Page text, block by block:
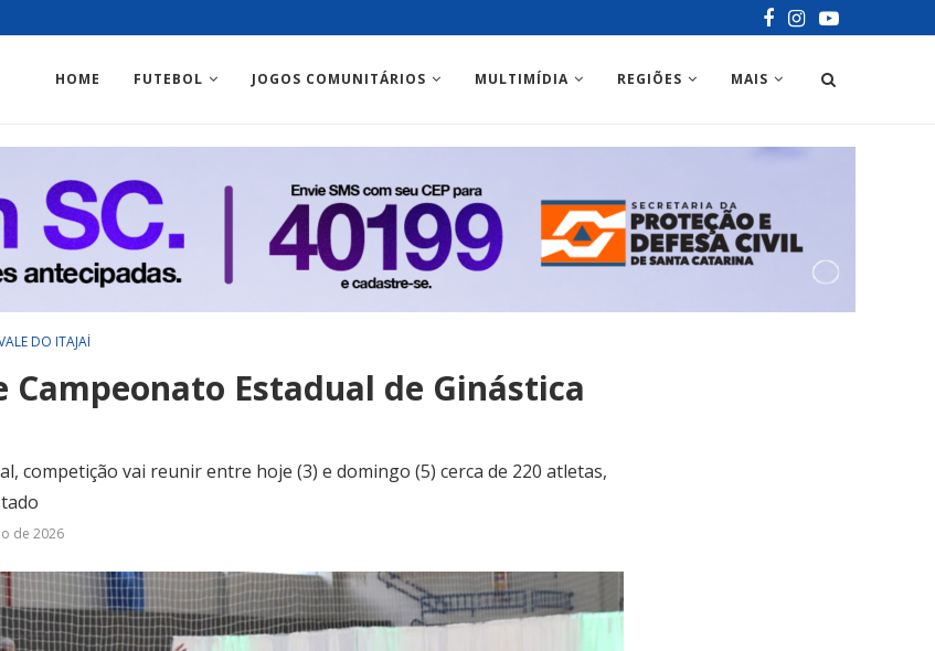
HOME FUTEBOL JOGOS COMUNITÁRIOS MULTIMÍDIA REGIÕES MAIS
DO ITAJAÍ
Campeonato Estadual de Ginástica
competição vai reunir entre hoje (3) e domingo (5) cerca de 220 atletas,
de 2026